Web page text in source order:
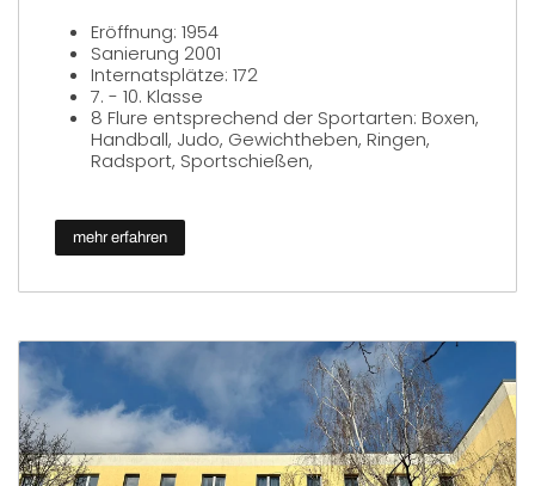
Eröffnung: 1954
Sanierung 2001
Internatsplätze: 172
7. - 10. Klasse
8 Flure entsprechend der Sportarten: Boxen,
Handball, Judo, Gewichtheben, Ringen,
Radsport, Sportschießen,
mehr erfahren